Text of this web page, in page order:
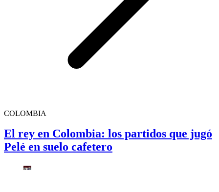
COLOMBIA
El rey en Colombia: los partidos que jugó
Pelé en suelo cafetero